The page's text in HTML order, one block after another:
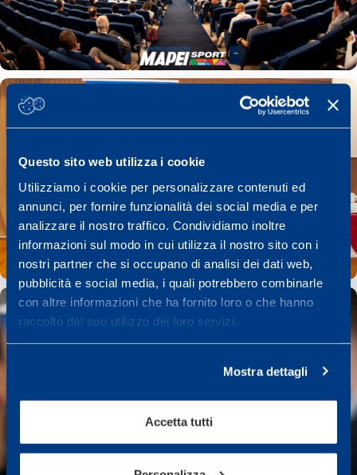
Questo sito web utilizza i cookie
Utilizziamo i cookie per personalizzare contenuti ed
annunci, per fornire funzionalità dei social media e per
analizzare il nostro traffico. Condividiamo inoltre
informazioni sul modo in cui utilizza il nostro sito con i
nostri partner che si occupano di analisi dei dati web,
pubblicità e social media, i quali potrebbero combinarle
con altre informazioni che ha fornito loro o che hanno
raccolto dal suo utilizzo dei loro servizi.
Mostra dettagli
Accetta tutti